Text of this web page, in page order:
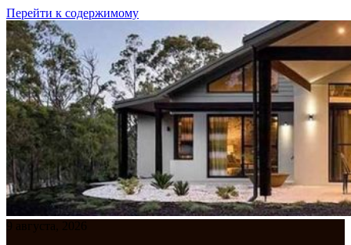
Перейти к содержимому
9 августа, 2026